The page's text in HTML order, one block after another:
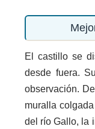
El castillo se
desde fuera.
observación.
muralla
del río Gallo, la